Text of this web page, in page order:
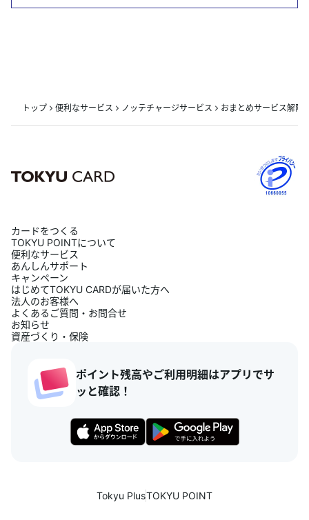
トップ 便利なサービス ノッテチャージサービス おまとめサービス解除
カードをつくる
TOKYU POINTについて
便利なサービス
あんしんサポート
キャンペーン
はじめてTOKYU CARDが届いた方へ
法人のお客様へ
よくあるご質問・お問合せ
お知らせ
資産づくり・保険
ポイント残高やご利用明細はアプリでサ
ッと確認！
Tokyu PlusTOKYU POINT